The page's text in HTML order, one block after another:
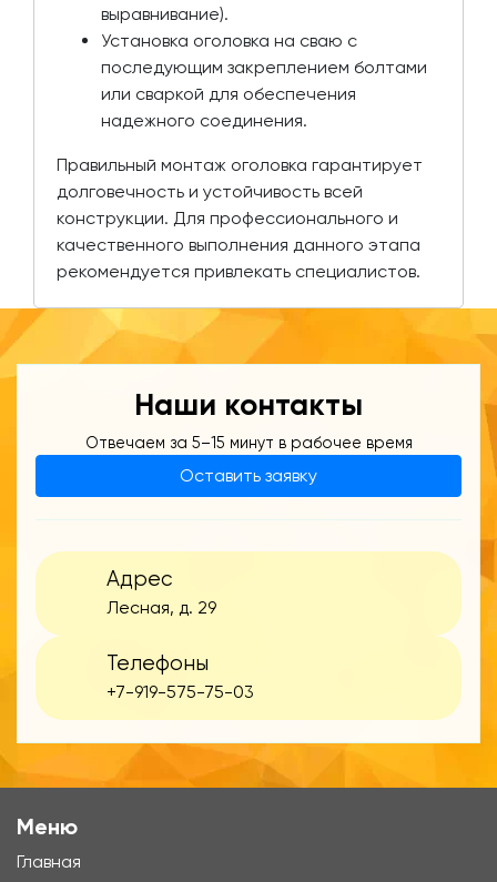
выравнивание).
Установка оголовка на сваю с
последующим закреплением болтами
или сваркой для обеспечения
надежного соединения.
Правильный монтаж оголовка гарантирует
долговечность и устойчивость всей
конструкции. Для профессионального и
качественного выполнения данного этапа
рекомендуется привлекать специалистов.
Наши контакты
Отвечаем за 5–15 минут в рабочее время
Оставить заявку
Адрес
Лесная, д. 29
Телефоны
+7-919-575-75-03
Меню
Главная